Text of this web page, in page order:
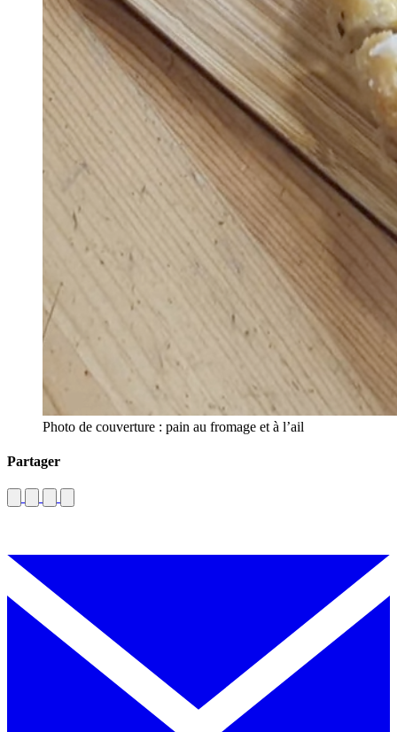
Photo de couverture : pain au fromage et à l’ail
Partager